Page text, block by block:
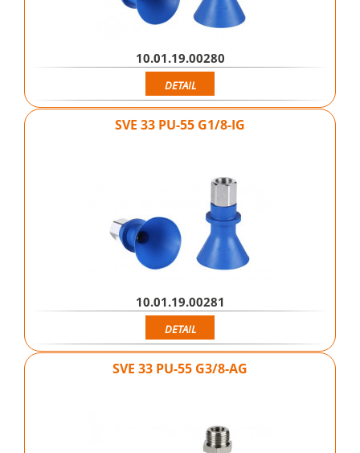
10.01.19.00280
DETAIL
SVE 33 PU-55 G1/8-IG
10.01.19.00281
DETAIL
SVE 33 PU-55 G3/8-AG